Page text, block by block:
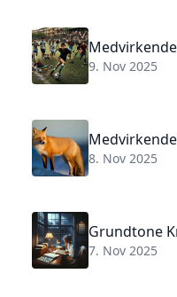
9. Nov 2025
8. Nov 2025
Grundtone
7. Nov 2025